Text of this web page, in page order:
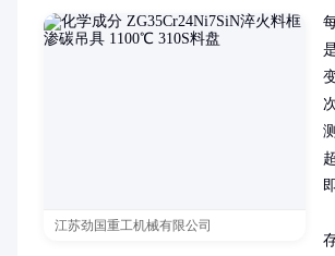
江苏劲国重工机械有限公司